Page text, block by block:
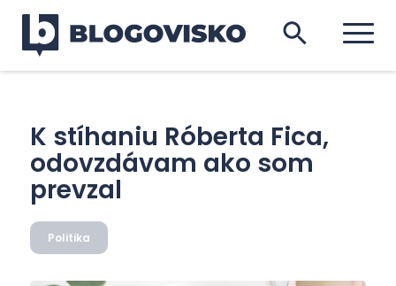
K stíhaniu Róberta Fica,
odovzdávam ako som
prevzal
Politika